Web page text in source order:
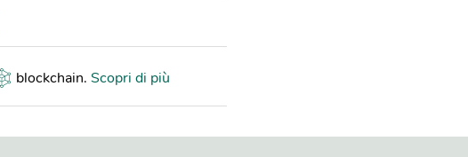
blockchain. Scopri di più